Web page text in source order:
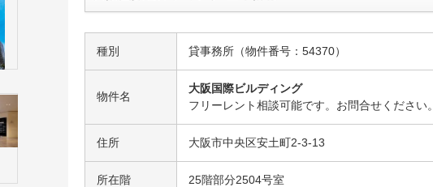
種別 貸事務所（物件番号：54370）
物件名
大阪国際ビルディング
フリーレント相談可能です。お問合せください。
住所 大阪市中央区安土町2-3-13
所在階 25階部分2504号室